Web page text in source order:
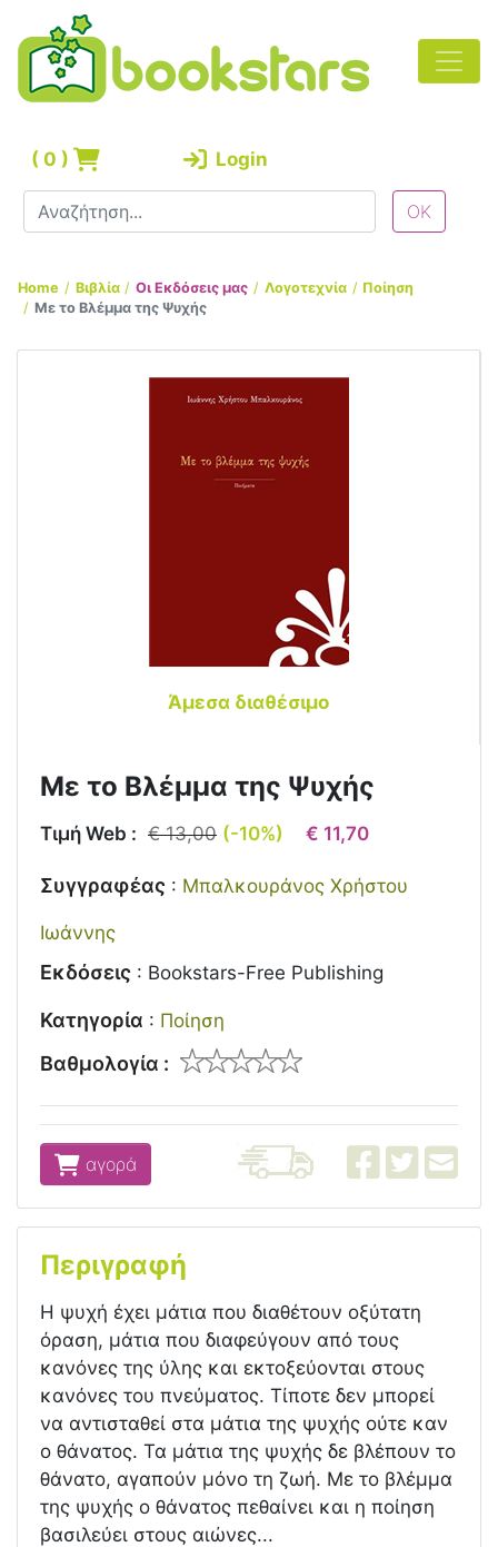
( 0 ) Login
Home Βιβλία Οι Εκδόσεις μας Λογοτεχνία
Ποίηση
Με το Βλέμμα της Ψυχής
Άμεσα διαθέσιμο
Με το Βλέμμα της Ψυχής
Τιμή Web : € 13,00 (-10%) € 11,70
Συγγραφέας : Μπαλκουράνος Χρήστου
Ιωάννης
Εκδόσεις : Bookstars-Free Publishing
Κατηγορία : Ποίηση
Βαθμολογία :
αγορά
Περιγραφή
Η ψυχή έχει μάτια που διαθέτουν οξύτατη
όραση, μάτια που διαφεύγουν από τους
κανόνες της ύλης και εκτοξεύονται στους
κανόνες του πνεύματος. Τίποτε δεν μπορεί
να αντισταθεί στα μάτια της ψυχής ούτε καν
ο θάνατος. Τα μάτια της ψυχής δε βλέπουν το
θάνατο, αγαπούν μόνο τη ζωή. Με το βλέμμα
της ψυχής ο θάνατος πεθαίνει και η ποίηση
βασιλεύει στους αιώνες...